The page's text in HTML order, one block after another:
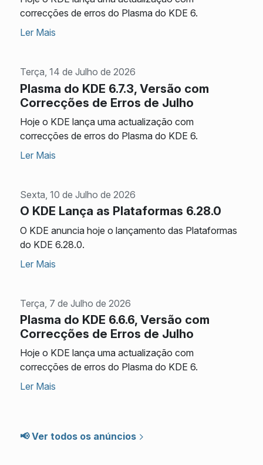
correcções de erros do Plasma do KDE 6.
Ler Mais
Terça, 14 de Julho de 2026
Plasma do KDE 6.7.3, Versão com
Correcções de Erros de Julho
Hoje o KDE lança uma actualização com
correcções de erros do Plasma do KDE 6.
Ler Mais
Sexta, 10 de Julho de 2026
O KDE Lança as Plataformas 6.28.0
O KDE anuncia hoje o lançamento das Plataformas
do KDE 6.28.0.
Ler Mais
Terça, 7 de Julho de 2026
Plasma do KDE 6.6.6, Versão com
Correcções de Erros de Julho
Hoje o KDE lança uma actualização com
correcções de erros do Plasma do KDE 6.
Ler Mais
📢 Ver todos os anúncios